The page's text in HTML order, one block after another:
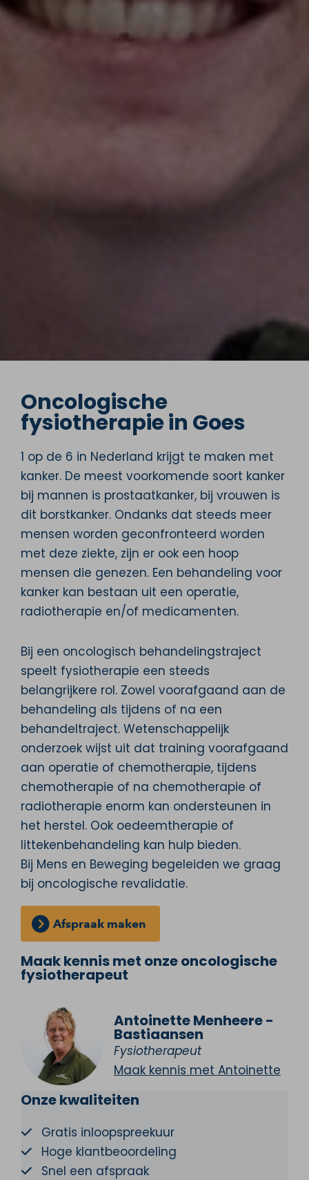
Oncologische
fysiotherapie in Goes
1 op de 6 in Nederland krijgt te maken met
kanker. De meest voorkomende soort kanker
bij mannen is prostaatkanker, bij vrouwen is
dit borstkanker. Ondanks dat steeds meer
mensen worden geconfronteerd worden
met deze ziekte, zijn er ook een hoop
mensen die genezen. Een behandeling voor
kanker kan bestaan uit een operatie,
radiotherapie en/of medicamenten.
Bij een oncologisch behandelingstraject
speelt fysiotherapie een steeds
belangrijkere rol. Zowel voorafgaand aan de
behandeling als tijdens of na een
behandeltraject. Wetenschappelijk
onderzoek wijst uit dat training voorafgaand
aan operatie of chemotherapie, tijdens
chemotherapie of na chemotherapie of
radiotherapie enorm kan ondersteunen in
het herstel. Ook oedeemtherapie of
littekenbehandeling kan hulp bieden.
Bij Mens en Beweging begeleiden we graag
bij oncologische revalidatie.
Afspraak maken
Maak kennis met onze oncologische
fysiotherapeut
Antoinette Menheere -
Bastiaansen
Fysiotherapeut
Maak kennis met Antoinette
Onze kwaliteiten
Gratis inloopspreekuur
Hoge klantbeoordeling
Snel een afspraak